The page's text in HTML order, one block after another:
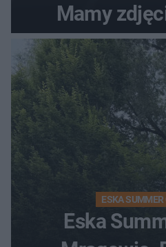
Mamy
ESKA
Eska